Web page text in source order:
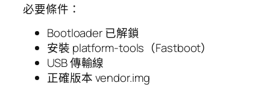
必要條件：
Bootloader 已解鎖
安裝 platform-tools（Fastboot）
USB 傳輸線
正確版本 vendor.img